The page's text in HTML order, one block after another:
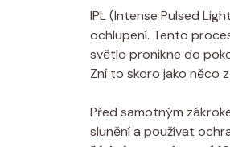
IPL (Intense Pulsed
ochlupení. Tento
světlo pronikne do
Zní to skoro jako něco
Před samotným
slunění a používat